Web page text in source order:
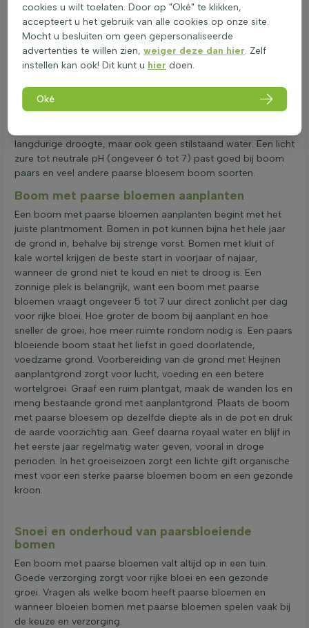
Wind speelt ook een rol. Sterke, droge wind kan knoppen en
jonge twijgen beschadigen. Beschutting door een haag, muur
of andere bomen helpt om een boom met paarse bloemen
stabiel en veilig te laten groeien. De beste bodem is licht,
luchtig en goed doorlatend, met veel voeding. Zware klei kan
met compost en grof zand lichter worden gemaakt. Tijdig
bemesten in het voorjaar ondersteunt wortelgroei en een rijke
bloei van een paarse bloemen boom. Een Paarse bloesem
langdurige droogte, maar ook geen stilstaand water. Een licht
zure tot neutrale pH (ongeveer 6 tot 7) past goed bij boom
paars en veel andere paarse bloesem boom soorten.
Boom met paarse bloemen aanplanten
Een boom met paarse bloemen aanplanten begint met het
juiste plantmoment. Bomen in pot kunnen bijna het hele jaar
de grond in, behalve bij strenge vorst. Bomen met kluit of
kale wortel krijgen de beste start in voorjaar of najaar,
wanneer de grond niet te koud en niet te droog is. Een
zonnige plek is belangrijk, want een boom met paarse
bloemen vraagt ongeveer 5 tot 7 uur direct zonlicht per dag
voor rijke bloei. Hoe groter de boom bij aanplant en hoe
sneller de groei, hoe meer ruimte rondom nodig is. Een paars
bloeiende boom staat het liefst in goed doorlatende,
voedzame grond. Voorbereiding van de grond met Heijnen
aanplantgrond zorgt voor lucht, voeding en een betere
wortelgroei. Graaf een ruim plantgat, maak de wanden los en
meng bestaande grond met aanplantgrond. Plaats de boom
met paarse bloesem op dezelfde diepte als in de pot en druk
de aarde voorzichtig aan. Geef daarna royaal water en blijf in
het eerste jaar regelmatig water geven, vooral in droge
perioden. In het groeiseizoen zorgt een lichte gift organische
mest voor een sterke paarse bloemen boom en een gezonde
kroon.
Snoei en onderhoud van paarsbloeiende
bomen
Een boom met paarse bloemen valt altijd op in een tuin.
Goede verzorging zorgt voor rijke bloei en een gezonde
groei. Vragen als welke boom heeft paarse bloemen en
wanneer bloeien bomen met paarse bloemen spelen vaak bij
de keuze en verzorging.
cookies u wilt toelaten. Door op "Oké" te klikken,
accepteert u het gebruik van alle cookies op onze site.
Mocht u besluiten om geen gepersonaliseerde
advertenties te willen zien,weiger deze dan hier. Zelf
instellen kan ook! Dit kunt u hier doen.
Oké